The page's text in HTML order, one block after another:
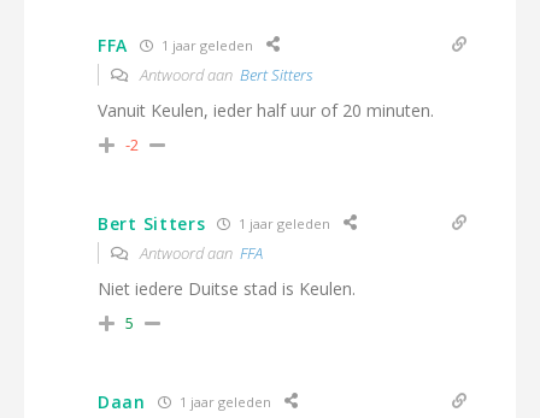
FFA 1 jaar geleden
Antwoord aan Bert Sitters
Vanuit Keulen, ieder half uur of 20 minuten.
-2
Bert Sitters 1 jaar geleden
Antwoord aan FFA
Niet iedere Duitse stad is Keulen.
5
Daan 1 jaar geleden